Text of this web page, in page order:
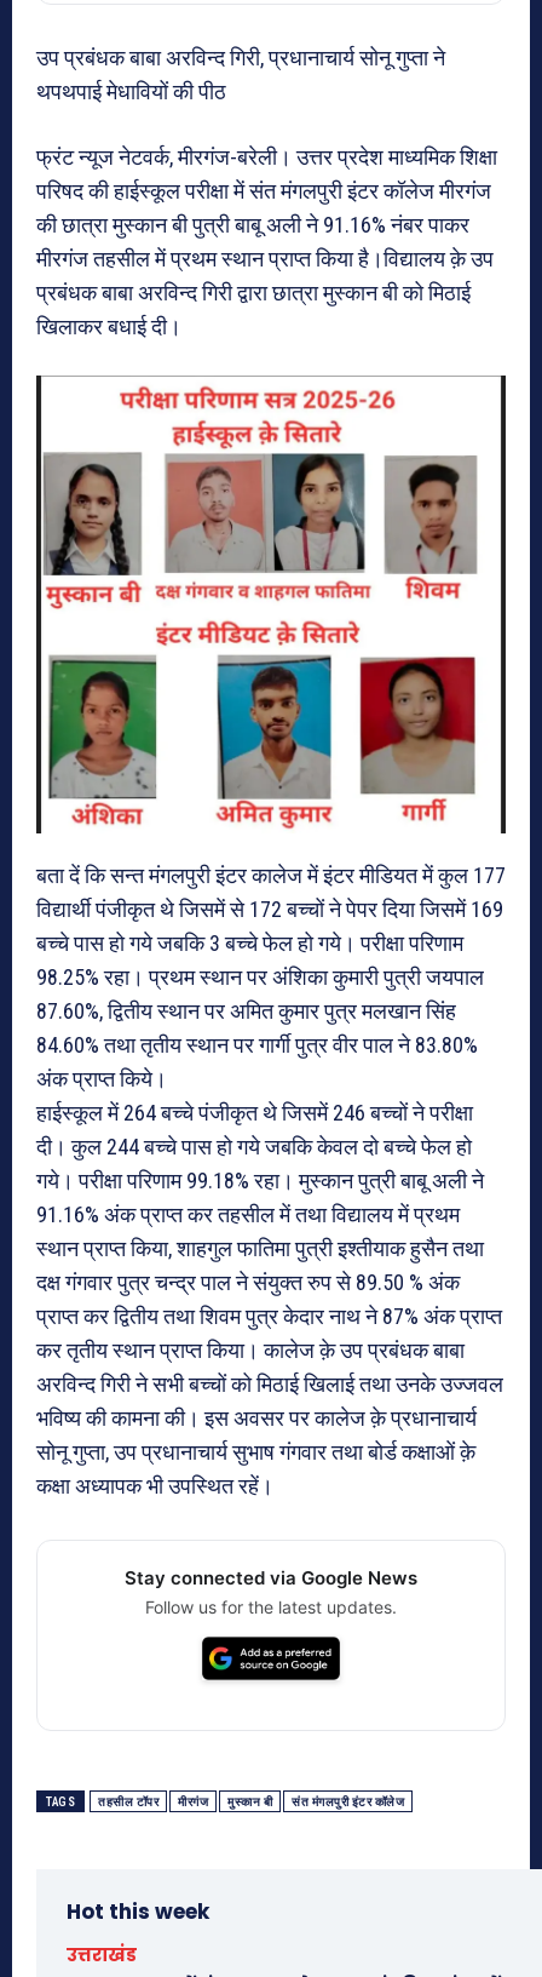
उप प्रबंधक बाबा अरविन्द गिरी, प्रधानाचार्य सोनू गुप्ता ने
थपथपाई मेधावियों की पीठ
फ्रंट न्यूज नेटवर्क, मीरगंज-बरेली। उत्तर प्रदेश माध्यमिक शिक्षा
परिषद की हाईस्कूल परीक्षा में संत मंगलपुरी इंटर कॉलेज मीरगंज
की छात्रा मुस्कान बी पुत्री बाबू अली ने 91.16% नंबर पाकर
मीरगंज तहसील में प्रथम स्थान प्राप्त किया है।विद्यालय क़े उप
प्रबंधक बाबा अरविन्द गिरी द्वारा छात्रा मुस्कान बी को मिठाई
खिलाकर बधाई दी।
बता दें कि सन्त मंगलपुरी इंटर कालेज में इंटर मीडियत में कुल 177
विद्यार्थी पंजीकृत थे जिसमें से 172 बच्चों ने पेपर दिया जिसमें 169
बच्चे पास हो गये जबकि 3 बच्चे फेल हो गये।‌ परीक्षा परिणाम
98.25% रहा। प्रथम स्थान पर अंशिका कुमारी पुत्री जयपाल
87.60%, द्वितीय स्थान पर अमित कुमार पुत्र मलखान सिंह
84.60% तथा तृतीय स्थान पर गार्गी पुत्र वीर पाल ने 83.80%
अंक प्राप्त किये।
हाईस्कूल में 264 बच्चे पंजीकृत थे जिसमें 246 बच्चों ने परीक्षा
दी। कुल 244 बच्चे पास हो गये जबकि केवल दो बच्चे फेल हो
गये।‌ परीक्षा परिणाम 99.18% रहा। मुस्कान पुत्री बाबू अली ने
91.16% अंक प्राप्त कर तहसील में तथा विद्यालय में प्रथम
स्थान प्राप्त किया, शाहगुल फातिमा पुत्री इश्तीयाक हुसैन तथा
दक्ष गंगवार पुत्र चन्द्र पाल ने संयुक्त रुप से 89.50 % अंक
प्राप्त कर द्वितीय तथा शिवम पुत्र केदार नाथ ने 87% अंक प्राप्त
कर तृतीय स्थान प्राप्त किया। कालेज क़े उप प्रबंधक बाबा
अरविन्द गिरी ने सभी बच्चों को मिठाई खिलाई तथा उनके उज्जवल
भविष्य की कामना की। इस अवसर पर कालेज क़े प्रधानाचार्य
सोनू गुप्ता, उप प्रधानाचार्य सुभाष गंगवार तथा बोर्ड कक्षाओं क़े
कक्षा अध्यापक भी उपस्थित रहें।
Stay connected via Google News
Follow us for the latest updates.
TAGS तहसील टॉपर मीरगंज मुस्कान बी संत मंगलपुरी इंटर कॉलेज
Hot this week
उत्तराखंड